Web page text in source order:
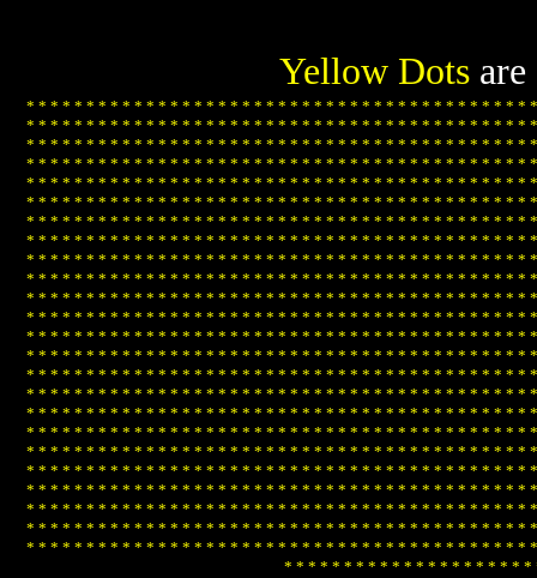
Yellow Dots
* * * * * * * * * * * * * * * * * * * * * * * * * * * * * * * * * * * * * * * * * *
* * * * * * * * * * * * * * * * * * * * * * * * * * * * * * * * * * * * * * * * * *
* * * * * * * * * * * * * * * * * * * * * * * * * * * * * * * * * * * * * * * * * *
* * * * * * * * * * * * * * * * * * * * * * * * * * * * * * * * * * * * * * * * * *
* * * * * * * * * * * * * * * * * * * * * * * * * * * * * * * * * * * * * * * * * *
* * * * * * * * * * * * * * * * * * * * * * * * * * * * * * * * * * * * * * * * * *
* * * * * * * * * * * * * * * * * * * * * * * * * * * * * * * * * * * * * * * * * *
* * * * * * * * * * * * * * * * * * * * * * * * * * * * * * * * * * * * * * * * * *
* * * * * * * * * * * * * * * * * * * * * * * * * * * * * * * * * * * * * * * * * *
* * * * * * * * * * * * * * * * * * * * * * * * * * * * * * * * * * * * * * * * * *
* * * * * * * * * * * * * * * * * * * * * * * * * * * * * * * * * * * * * * * * * *
* * * * * * * * * * * * * * * * * * * * * * * * * * * * * * * * * * * * * * * * * *
* * * * * * * * * * * * * * * * * * * * * * * * * * * * * * * * * * * * * * * * * *
* * * * * * * * * * * * * * * * * * * * * * * * * * * * * * * * * * * * * * * * * *
* * * * * * * * * * * * * * * * * * * * * * * * * * * * * * * * * * * * * * * * * *
* * * * * * * * * * * * * * * * * * * * * * * * * * * * * * * * * * * * * * * * * *
* * * * * * * * * * * * * * * * * * * * * * * * * * * * * * * * * * * * * * * * * *
* * * * * * * * * * * * * * * * * * * * * * * * * * * * * * * * * * * * * * * * * *
* * * * * * * * * * * * * * * * * * * * * * * * * * * * * * * * * * * * * * * * * *
* * * * * * * * * * * * * * * * * * * * * * * * * * * * * * * * * * * * * * * * * *
* * * * * * * * * * * * * * * * * * * * * * * * * * * * * * * * * * * * * * * * * *
* * * * * * * * * * * * * * * * * * * * * * * * * * * * * * * * * * * * * * * * * *
* * * * * * * * * * * * * * * * * * * * * * * * * * * * * * * * * * * * * * * * * *
* * * * * * * * * * * * * * * * * * * * * * * * * * * * * * * * * * * * * * * * * *
* * * * * * * * * * * * * * * * * * * * *